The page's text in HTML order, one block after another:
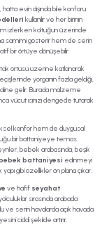
evin dışında bile konforu
kullanılır ve her birinin
izlerken koltuğun üzerinde
samimi gösterir hem de serin
bir örtüye dönüşebilir.
örtüsü üzerine katlanarak
yorganın fazla geldiği,
gelir. Burada malzeme
vücut ısınızı dengede tutarak
konfor hem de duygusal
bir battaniyeye temas
bebek arabasında, beşik
battaniyesi edinmeyi
gibi özellikler ön plana çıkar.
ve hafif seyahat
sırasında arabada
ve serin havalarda açık havada
ciddi şekilde artırır.